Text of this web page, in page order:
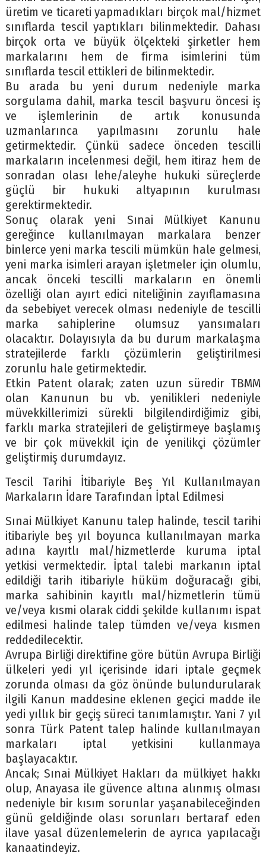
üretim ve ticareti yapmadıkları birçok mal/hizmet
sınıflarda tescil yaptıkları bilinmektedir. Dahası
birçok orta ve büyük ölçekteki şirketler hem
markalarını hem de firma isimlerini tüm
sınıflarda tescil ettikleri de bilinmektedir.
Bu arada bu yeni durum nedeniyle marka
sorgulama dahil, marka tescil başvuru öncesi iş
ve işlemlerinin de artık konusunda
uzmanlarınca yapılmasını zorunlu hale
getirmektedir. Çünkü sadece önceden tescilli
markaların incelenmesi değil, hem itiraz hem de
sonradan olası lehe/aleyhe hukuki süreçlerde
güçlü bir hukuki altyapının kurulması
gerektirmektedir.
Sonuç olarak yeni Sınai Mülkiyet Kanunu
gereğince kullanılmayan markalara benzer
binlerce yeni marka tescili mümkün hale gelmesi,
yeni marka isimleri arayan işletmeler için olumlu,
ancak önceki tescilli markaların en önemli
özelliği olan ayırt edici niteliğinin zayıflamasına
da sebebiyet verecek olması nedeniyle de tescilli
marka sahiplerine olumsuz yansımaları
olacaktır. Dolayısıyla da bu durum markalaşma
stratejilerde farklı çözümlerin geliştirilmesi
zorunlu hale getirmektedir.
Etkin Patent olarak; zaten uzun süredir TBMM
olan Kanunun bu vb. yenilikleri nedeniyle
müvekkillerimizi sürekli bilgilendirdiğimiz gibi,
farklı marka stratejileri de geliştirmeye başlamış
ve bir çok müvekkil için de yenilikçi çözümler
geliştirmiş durumdayız.
Tescil Tarihi İtibariyle Beş Yıl Kullanılmayan
Markaların İdare Tarafından İptal Edilmesi
Sınai Mülkiyet Kanunu talep halinde, tescil tarihi
itibariyle beş yıl boyunca kullanılmayan marka
adına kayıtlı mal/hizmetlerde kuruma iptal
yetkisi vermektedir. İptal talebi markanın iptal
edildiği tarih itibariyle hüküm doğuracağı gibi,
marka sahibinin kayıtlı mal/hizmetlerin tümü
ve/veya kısmi olarak ciddi şekilde kullanımı ispat
edilmesi halinde talep tümden ve/veya kısmen
reddedilecektir.
Avrupa Birliği direktifine göre bütün Avrupa Birliği
ülkeleri yedi yıl içerisinde idari iptale geçmek
zorunda olması da göz önünde bulundurularak
ilgili Kanun maddesine eklenen geçici madde ile
yedi yıllık bir geçiş süreci tanımlamıştır. Yani 7 yıl
sonra Türk Patent talep halinde kullanılmayan
markaları iptal yetkisini kullanmaya
başlayacaktır.
Ancak; Sınai Mülkiyet Hakları da mülkiyet hakkı
olup, Anayasa ile güvence altına alınmış olması
nedeniyle bir kısım sorunlar yaşanabileceğinden
günü geldiğinde olası sorunları bertaraf eden
ilave yasal düzenlemelerin de ayrıca yapılacağı
kanaatindeyiz.